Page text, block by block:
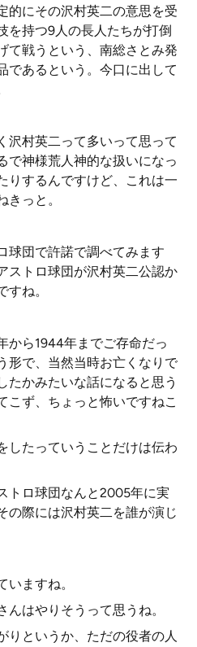
的にその沢村英二の意思を受
を持つ9人の長人たちが打倒
て戦うという、南総さとみ発
であるという。今口に出して
沢村英二って多いって思って
で神様荒人神的な扱いになっ
りするんですけど、これは一
っと。
球団で許諾で調べてみます
ストロ球団が沢村英二公認か
ね。
から1944年までご存命だっ
形で、当然当時お亡くなりで
たかみたいな話になると思う
こず、ちょっと怖いですねこ
したっていうことだけは伝わ
トロ球団なんと2005年に実
の際には沢村英二を誰が演じ
いますね。
はやりそうって思うね。
りというか、ただの役者の人